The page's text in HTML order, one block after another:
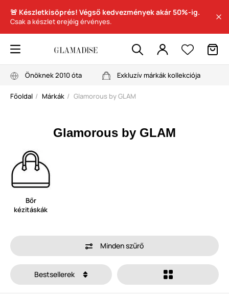
🚨 Készletkisöprés! Végső kedvezmények akár 50%-ig.
Csak a készlet erejéig érvényes.
Önöknek 2010 óta Exkluzív márkák kollekciója
Főoldal Márkák Glamorous by GLAM
Glamorous by GLAM
Bőr
kézitáskák
Minden szűrő
Bestsellerek